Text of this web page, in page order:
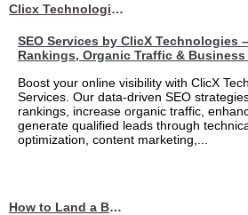
Clicx Technologies
SEO Services by ClicX Technologies
Rankings, Organic Traffic & Business
Boost your online visibility with ClicX
Services. Our data-driven SEO
rankings, increase organic traffic,
generate qualified leads through
optimization, content marketing,...
How to Land a Business Analyst Job Off-Campus When Your College Has Zero Tech Connections